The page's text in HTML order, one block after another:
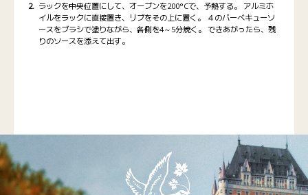
ラックを中央位置にして、オーブンを200°Cで、予熱する。 アルミホ
イルをラックに直接置き、リブをその上に置く。 ４のバーベキューソ
ースをブラシで塗りながら、各側を4～5分焼く。 できあがったら、残
りのソースを添えて出す。